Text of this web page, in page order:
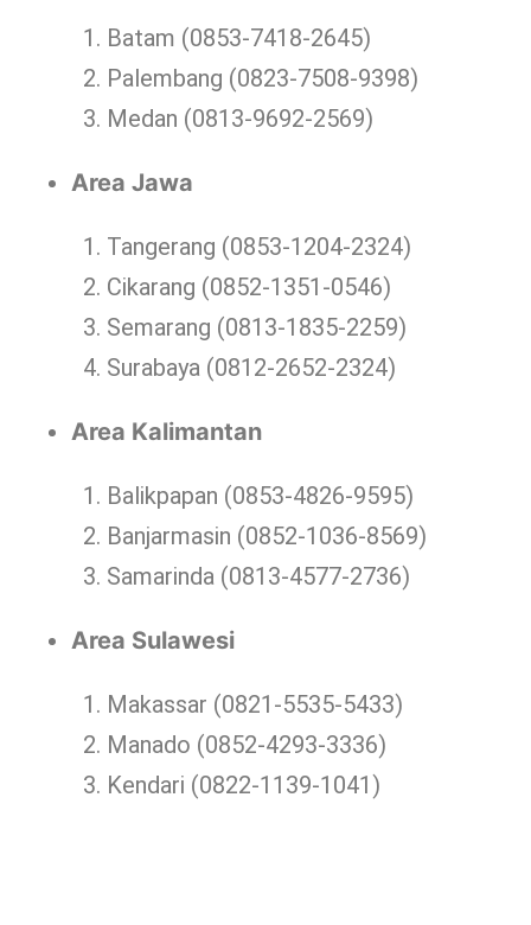
Batam (0853-7418-2645)
Palembang (0823-7508-9398)
Medan (0813-9692-2569)
Area Jawa
Tangerang (0853-1204-2324)
Cikarang (0852-1351-0546)
Semarang (0813-1835-2259)
Surabaya (0812-2652-2324)
Area Kalimantan
Balikpapan (0853-4826-9595)
Banjarmasin (0852-1036-8569)
Samarinda (0813-4577-2736)
Area Sulawesi
Makassar (0821-5535-5433)
Manado (0852-4293-3336)
Kendari (0822-1139-1041)